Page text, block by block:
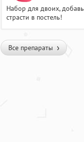
Набор для двоих, добавь
страсти в постель!
Все препараты